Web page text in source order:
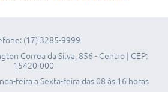
(17) 3285-9999
Correa da Silva, 856 - Centro | CEP:
15420-000
feira a Sexta-feira das 08 às 16 horas